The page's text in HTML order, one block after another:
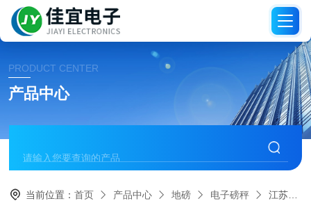
PRODUCT CENTER
产品中心
当前位置：首页 产品中心 地磅 电子磅秤 江苏电子秤，江苏地磅称，江苏吊称